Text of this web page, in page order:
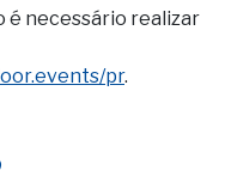
é necessário realizar
pr.